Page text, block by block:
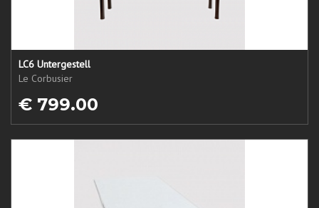
LC6 Untergestell
Le Corbusier
€ 799.00